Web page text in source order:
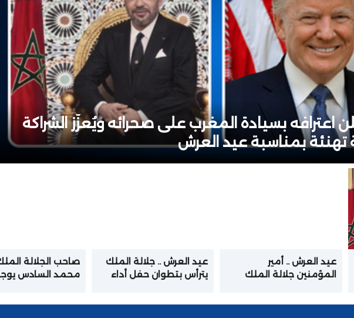
اعترافه بسيادة المغرب على صحرائه ويُعزّز الشراكة
تهنئة بمناسبة عيد العرش
عيد العرش .. أمير
المؤمنين جلالة الملك
عيد العرش .. جلالة الملك
يترأس بتطوان حفل أداء
صاحب الجلالة
محمد السادس